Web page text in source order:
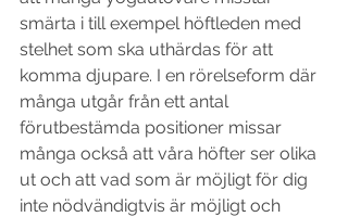
smärta i till exempel höftleden med
stelhet som ska uthärdas för att
komma djupare. I en rörelseform där
många utgår från ett antal
förutbestämda positioner missar
många också att våra höfter ser olika
ut och att vad som är möjligt för dig
inte nödvändigtvis är möjligt och